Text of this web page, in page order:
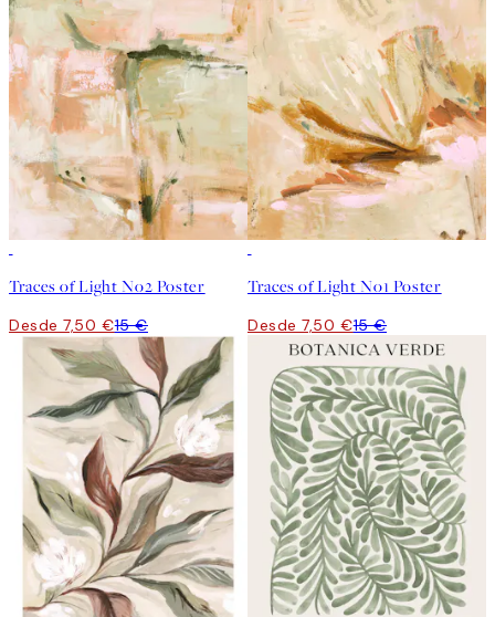
Traces of Light No2 Poster
Desde 7,50 €15 €
Traces of Light No1 Poster
Desde 7,50 €15 €